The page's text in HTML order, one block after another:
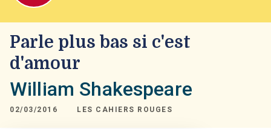
Parle plus bas si c'est
d'amour
William Shakespeare
02/03/2016 LES CAHIERS ROUGES